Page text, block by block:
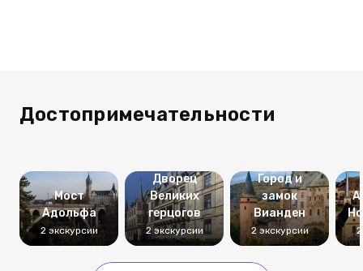
Достопримечательности
Мост
Адольфа
2 экскурсии
Дворец
Великих
герцогов
2 экскурсии
Город и
замок
Вианден
2 экскурсии